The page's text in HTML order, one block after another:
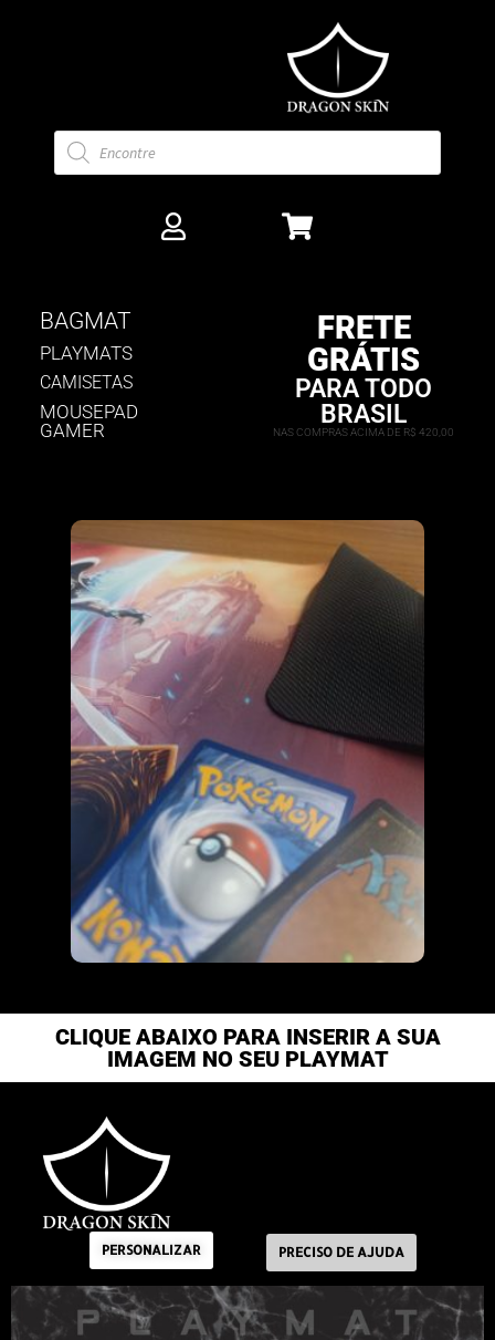
BAGMAT
PLAYMATS
CAMISETAS
MOUSEPAD
GAMER
FRETE
GRÁTIS
PARA TODO
BRASIL
NAS COMPRAS ACIMA DE R$ 420,00
CLIQUE ABAIXO PARA INSERIR A SUA
IMAGEM NO SEU PLAYMAT
PERSONALIZAR PRECISO DE AJUDA